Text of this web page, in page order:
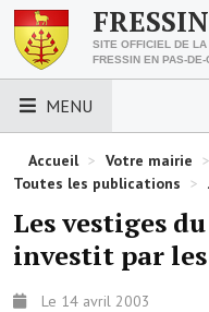
SITE OFFICIEL DE LA
FRESSIN EN PAS-DE-
MENU
LES ESSENTIELS
Découvrez Fressin
Venir à Fressin
Urbanisme
Accueil > Votre mairie >
Toutes les publications >
Les vestiges
investit par
Le 14 avril 2003